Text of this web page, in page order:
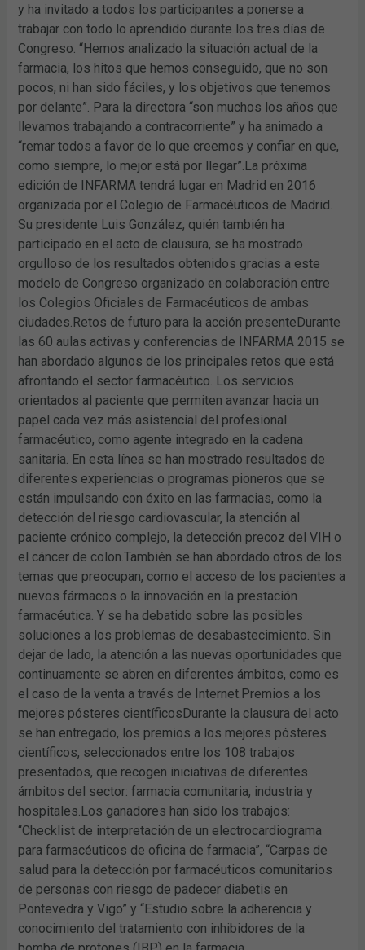
y ha invitado a todos los participantes a ponerse a
trabajar con todo lo aprendido durante los tres días de
Congreso. “Hemos analizado la situación actual de la
farmacia, los hitos que hemos conseguido, que no son
pocos, ni han sido fáciles, y los objetivos que tenemos
por delante”. Para la directora “son muchos los años que
llevamos trabajando a contracorriente” y ha animado a
“remar todos a favor de lo que creemos y confiar en que,
como siempre, lo mejor está por llegar”.La próxima
edición de INFARMA tendrá lugar en Madrid en 2016
organizada por el Colegio de Farmacéuticos de Madrid.
Su presidente Luis González, quién también ha
participado en el acto de clausura, se ha mostrado
orgulloso de los resultados obtenidos gracias a este
modelo de Congreso organizado en colaboración entre
los Colegios Oficiales de Farmacéuticos de ambas
ciudades.Retos de futuro para la acción presenteDurante
las 60 aulas activas y conferencias de INFARMA 2015 se
han abordado algunos de los principales retos que está
afrontando el sector farmacéutico. Los servicios
orientados al paciente que permiten avanzar hacia un
papel cada vez más asistencial del profesional
farmacéutico, como agente integrado en la cadena
sanitaria. En esta línea se han mostrado resultados de
diferentes experiencias o programas pioneros que se
están impulsando con éxito en las farmacias, como la
detección del riesgo cardiovascular, la atención al
paciente crónico complejo, la detección precoz del VIH o
el cáncer de colon.También se han abordado otros de los
temas que preocupan, como el acceso de los pacientes a
nuevos fármacos o la innovación en la prestación
farmacéutica. Y se ha debatido sobre las posibles
soluciones a los problemas de desabastecimiento. Sin
dejar de lado, la atención a las nuevas oportunidades que
continuamente se abren en diferentes ámbitos, como es
el caso de la venta a través de Internet.Premios a los
mejores pósteres científicosDurante la clausura del acto
se han entregado, los premios a los mejores pósteres
científicos, seleccionados entre los 108 trabajos
presentados, que recogen iniciativas de diferentes
ámbitos del sector: farmacia comunitaria, industria y
hospitales.Los ganadores han sido los trabajos:
“Checklist de interpretación de un electrocardiograma
para farmacéuticos de oficina de farmacia”, “Carpas de
salud para la detección por farmacéuticos comunitarios
de personas con riesgo de padecer diabetis en
Pontevedra y Vigo” y “Estudio sobre la adherencia y
conocimiento del tratamiento con inhibidores de la